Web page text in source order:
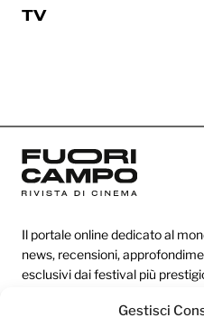
Gestisci
TV
Il portale online dedicato al
news, recensioni,
esclusivi dai festival più